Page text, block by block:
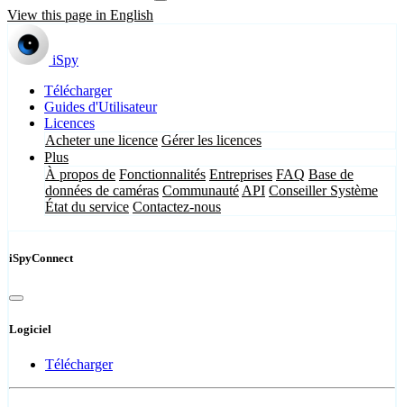
View this page in English
iSpy
Télécharger
Guides d'Utilisateur
Licences
Acheter une licence Gérer les licences
Plus
À propos de Fonctionnalités Entreprises FAQ Base de
données de caméras Communauté API Conseiller Système
État du service Contactez-nous
iSpyConnect
Logiciel
Télécharger